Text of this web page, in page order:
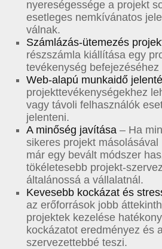
nyereségessége a projekt
esetleges nemkívánatos
válnak.
Számlázás-ütemezés
részszámla kiállítása egy
tevékenység
Web-alapú munkaidő
projekttevékenységekhez
vagy távoli felhasználók
jelenteni.
A minőség javítása – Ha
sikeres projekt
már egy bevált módszer
tökéletesebb projekt-
általánossá a vállalatnál.
Kevesebb kockázat és
az erőforrások jobb
projektek kezelése
kockázatot eredményez és
szervezettebbé teszi.